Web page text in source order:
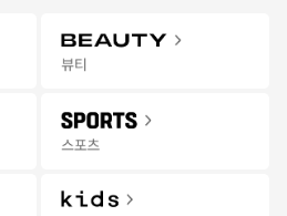
요.
과 코디 팁을 받아보세요!